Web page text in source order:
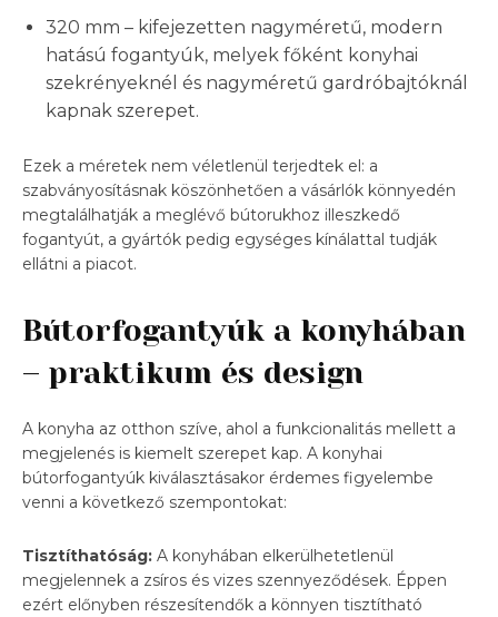
320 mm – kifejezetten nagyméretű, modern
hatású fogantyúk, melyek főként konyhai
szekrényeknél és nagyméretű gardróbajtóknál
kapnak szerepet.
Ezek a méretek nem véletlenül terjedtek el: a
szabványosításnak köszönhetően a vásárlók könnyedén
megtalálhatják a meglévő bútorukhoz illeszkedő
fogantyút, a gyártók pedig egységes kínálattal tudják
ellátni a piacot.
Bútorfogantyúk a konyhában
– praktikum és design
A konyha az otthon szíve, ahol a funkcionalitás mellett a
megjelenés is kiemelt szerepet kap. A konyhai
bútorfogantyúk kiválasztásakor érdemes figyelembe
venni a következő szempontokat:
Tisztíthatóság: A konyhában elkerülhetetlenül
megjelennek a zsíros és vizes szennyeződések. Éppen
ezért előnyben részesítendők a könnyen tisztítható